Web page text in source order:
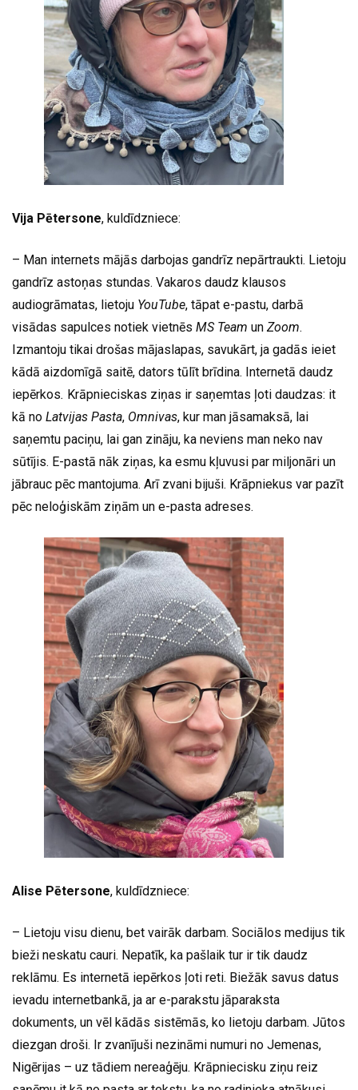
Vija Pētersone, kuldīdzniece:
– Man internets mājās darbojas gandrīz nepārtraukti. Lietoju
gandrīz astoņas stundas. Vakaros daudz klausos
audiogrāmatas, lietoju YouTube, tāpat e-pastu, darbā
visādas sapulces notiek vietnēs MS Team un Zoom.
Izmantoju tikai drošas mājaslapas, savukārt, ja gadās ieiet
kādā aizdomīgā saitē, dators tūlīt brīdina. Internetā daudz
iepērkos. Krāpnieciskas ziņas ir saņemtas ļoti daudzas: it
kā no Latvijas Pasta, Omnivas, kur man jāsamaksā, lai
saņemtu paciņu, lai gan zināju, ka neviens man neko nav
sūtījis. E-pastā nāk ziņas, ka esmu kļuvusi par miljonāri un
jābrauc pēc mantojuma. Arī zvani bijuši. Krāpniekus var pazīt
pēc neloģiskām ziņām un e-pasta adreses.
Alise Pētersone, kuldīdzniece:
– Lietoju visu dienu, bet vairāk darbam. Sociālos medijus tik
bieži neskatu cauri. Nepatīk, ka pašlaik tur ir tik daudz
reklāmu. Es internetā iepērkos ļoti reti. Biežāk savus datus
ievadu internetbankā, ja ar e-parakstu jāparaksta
dokuments, un vēl kādās sistēmās, ko lietoju darbam. Jūtos
diezgan droši. Ir zvanījuši nezināmi numuri no Jemenas,
Nigērijas – uz tādiem nereaģēju. Krāpniecisku ziņu reiz